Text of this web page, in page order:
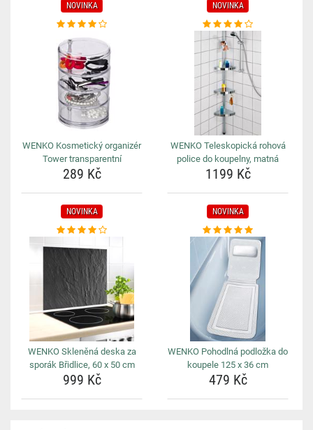
NOVINKA
WENKO Kosmetický organizér
Tower transparentní
289 Kč
NOVINKA
WENKO Teleskopická rohová
police do koupelny, matná
1199 Kč
NOVINKA
WENKO Skleněná deska za
sporák Břidlice, 60 x 50 cm
999 Kč
NOVINKA
WENKO Pohodlná podložka do
koupele 125 x 36 cm
479 Kč